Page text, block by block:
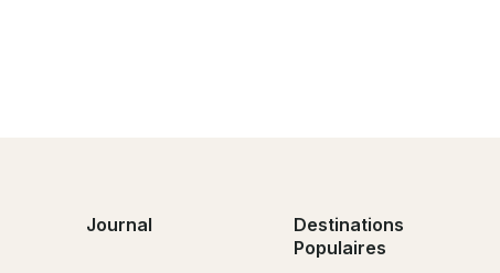
Journal
Destinations
Populaires